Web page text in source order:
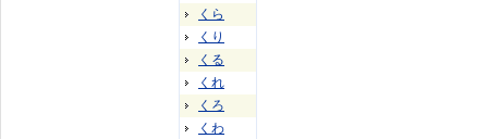
くら
くり
くる
くれ
くろ
くわ